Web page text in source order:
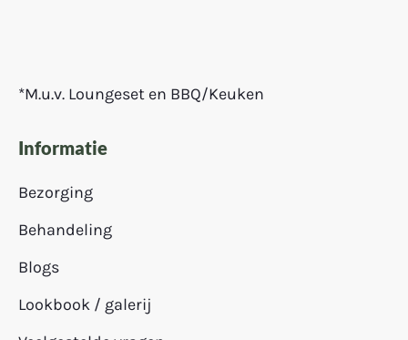
*M.u.v. Loungeset en BBQ/Keuken
Informatie
Bezorging
Behandeling
Blogs
Lookbook / galerij